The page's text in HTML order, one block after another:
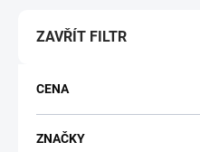
ZAVŘÍT FILTR
CENA
ZNAČKY